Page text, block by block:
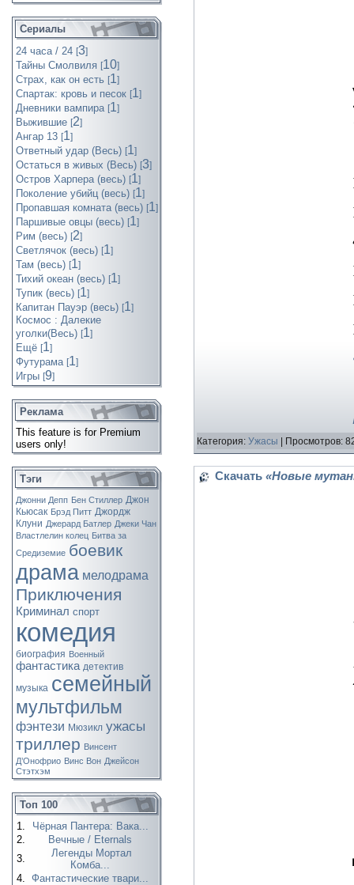
Сериалы
24 часа / 24 [3]
Тайны Смолвиля [10]
Страх, как он есть [1]
Спартак: кровь и песок [1]
Дневники вампира [1]
Выжившие [2]
Ангар 13 [1]
Ответный удар (Весь) [1]
Остаться в живых (Весь) [3]
Остров Харпера (весь) [1]
Поколение убийц (весь) [1]
Пропавшая комната (весь) [1]
Паршивые овцы (весь) [1]
Рим (весь) [2]
Светлячок (весь) [1]
Там (весь) [1]
Тихий океан (весь) [1]
Тупик (весь) [1]
Капитан Пауэр (весь) [1]
Космос : Далекие
уголки(Весь) [1]
Ещё [1]
Футурама [1]
Игры [9]
Реклама
This feature is for Premium
users only!
Тэги
Джонни Депп Бен Стиллер Джон
Кьюсак Брэд Питт Джордж
Клуни Джерард Батлер Джеки Чан
Властлелин колец Битва за
Средиземие боевик
драма мелодрама
Приключения
Криминал спорт
комедия
биография Военный
фантастика детектив
музыка семейный
мультфильм
фэнтези Мюзикл ужасы
триллер Винсент
Д’Онофрио Винс Вон Джейсон
Стэтхэм
Топ 100
1.
Чёрная Пантера: Вака...
2.
Вечные / Eternals
3.
Легенды Мортал
Комба...
4. Фантастические твари...
Категория: Ужасы | Просмотров:
Скачать «Новые